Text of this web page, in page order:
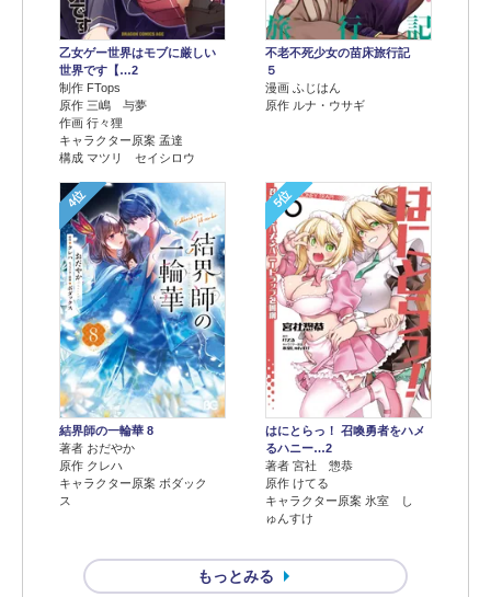
乙女ゲー世界はモブに厳しい
世界です【…2
制作 FTops
原作 三嶋 与夢
作画 行々狸
キャラクター原案 孟達
構成 マツリ セイシロウ
不老不死少女の苗床旅行記
５
漫画 ふじはん
原作 ルナ・ウサギ
4位
結界師の一輪華 8
著者 おだやか
原作 クレハ
キャラクター原案 ボダック
ス
5位
はにとらっ！ 召喚勇者をハメ
るハニー…2
著者 宮社 惣恭
原作 けてる
キャラクター原案 氷室 し
ゅんすけ
もっとみる